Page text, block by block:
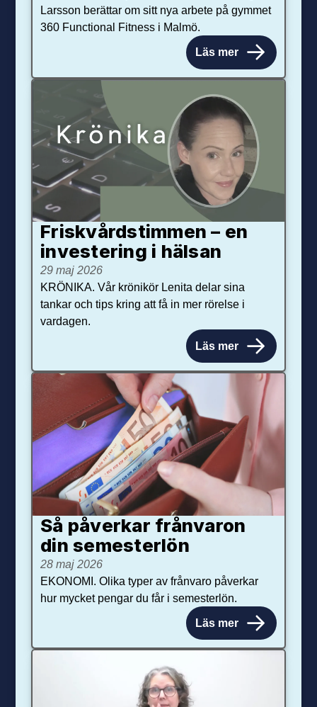
Larsson berättar om sitt nya arbete på gymmet
360 Functional Fitness i Malmö.
Läs mer
Friskvårdstimmen – en
investering i hälsan
29 maj 2026
KRÖNIKA. Vår krönikör Lenita delar sina
tankar och tips kring att få in mer rörelse i
vardagen.
Läs mer
Så påverkar från­varon
din semester­lön
28 maj 2026
EKONOMI. Olika typer av frånvaro påverkar
hur mycket pengar du får i semesterlön.
Läs mer